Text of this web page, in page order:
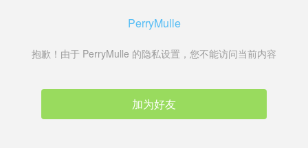
PerryMulle
抱歉！由于 PerryMulle 的隐私设置，您不能访问当前内容
加为好友